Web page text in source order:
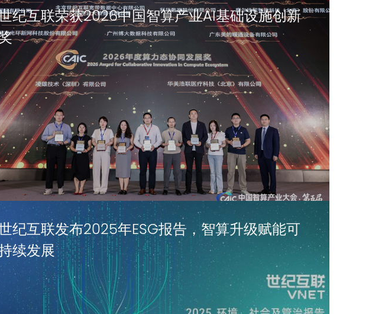
纪互联荣获2026中国智算产业AI基础设施创新
纪互联发布2025年ESG报告，智算升级赋能可
续发展